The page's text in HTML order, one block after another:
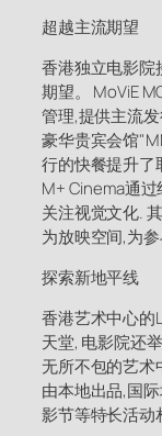
超越主流期望
香港独立电影院
期望。 MoViE
管理,提供主流
豪华贵宾会馆
行的快餐提升了
M+ Cinema通
关注视觉文化.
为放映空间,为
探索新地平线
香港艺术中心的
天堂, 电影院还
无所不包的艺术
由本地出品,国
影节等特长活动